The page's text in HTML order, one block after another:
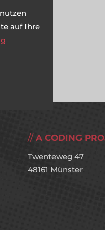
A CODING
Twenteweg 47
48161 Münster
auf Ihre